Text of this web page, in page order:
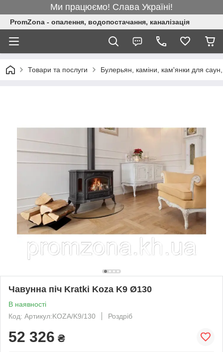
Ми працюємо! Слава Україні!
PromZona - опалення, водопостачання, каналізація
Товари та послуги Булерьян, каміни, кам'янки для саун,
Чавунна піч Kratki Koza K9 Ø130
В наявності
Код: Артикул:KOZA/K9/130
Роздріб
52 326 ₴